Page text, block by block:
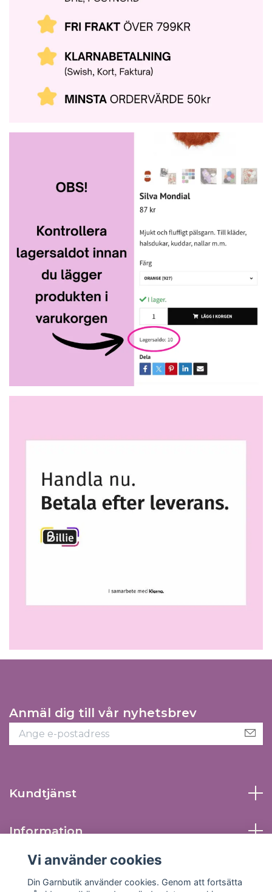
Anmäl dig till vår nyhetsbrev
Kundtjänst
Information
Sociala medier
Vi använder cookies
Din Garnbutik använder cookies. Genom att fortsätta